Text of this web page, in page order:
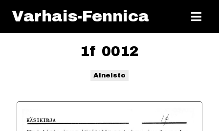
Varhais-Fennica
1f 0012
Aineisto